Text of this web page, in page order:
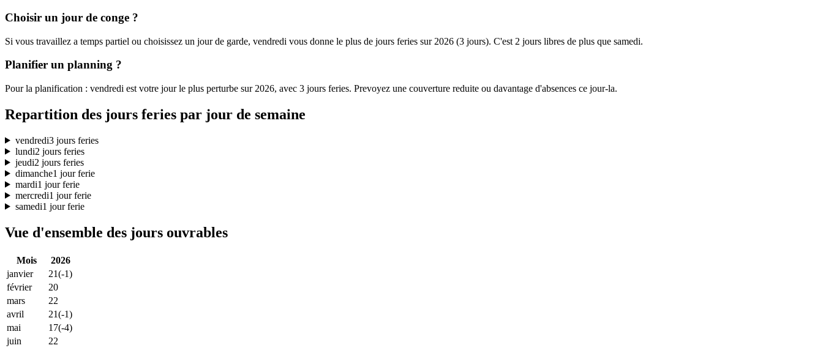
Choisir un jour de conge ?
Si vous travaillez a temps partiel ou choisissez un jour de garde, vendredi vous donne le plus de jours feries sur 2026 (3 jours). C'est 2 jours libres de plus que samedi.
Planifier un planning ?
Pour la planification : vendredi est votre jour le plus perturbe sur 2026, avec 3 jours feries. Prevoyez une couverture reduite ou davantage d'absences ce jour-la.
Repartition des jours feries par jour de semaine
vendredi3 jours feries
lundi2 jours feries
jeudi2 jours feries
dimanche1 jour ferie
mardi1 jour ferie
mercredi1 jour ferie
samedi1 jour ferie
Vue d'ensemble des jours ouvrables
Mois
2026
janvier
21(-1)
février
20
mars
22
avril
21(-1)
mai
17(-4)
juin
22